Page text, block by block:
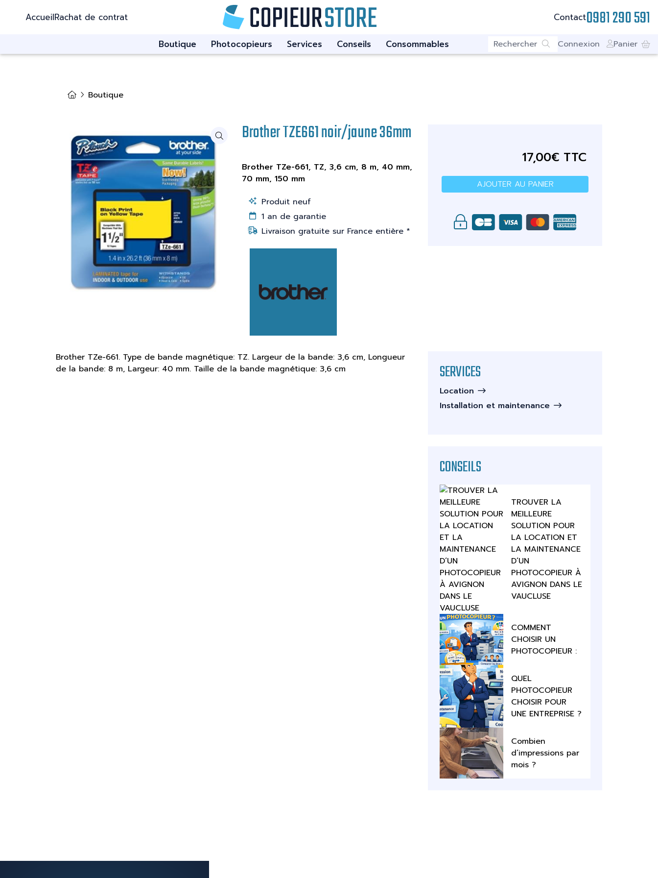
AccueilRachat de contrat
Boutique Photocopieurs Services Conseils Consommables
Contact0981 290 591
Connexion Panier
Boutique
Brother TZE661 noir/jaune 36mm
Brother TZe-661, TZ, 3,6 cm, 8 m, 40 mm,
70 mm, 150 mm
Produit neuf
1 an de garantie
Livraison gratuite sur France entière *
17,00€ TTC
AJOUTER AU PANIER
Brother TZe-661. Type de bande magnétique: TZ. Largeur de la bande: 3,6 cm, Longueur
de la bande: 8 m, Largeur: 40 mm. Taille de la bande magnétique: 3,6 cm
SERVICES
Location
Installation et maintenance
CONSEILS
TROUVER LA
MEILLEURE
SOLUTION POUR
LA LOCATION ET
LA MAINTENANCE
D’UN
PHOTOCOPIEUR À
AVIGNON DANS LE
VAUCLUSE
COMMENT
CHOISIR UN
PHOTOCOPIEUR :
QUEL
PHOTOCOPIEUR
CHOISIR POUR
UNE ENTREPRISE ?
Combien
d’impressions par
mois ?